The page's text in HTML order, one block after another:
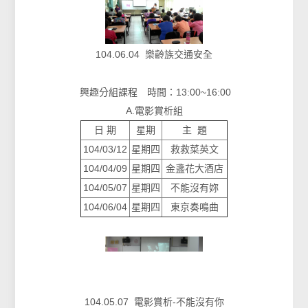
104.06.04 樂齡族交通安全
興趣分組課程 時間：13:00~16:00
A.電影賞析組
日 期
星期
主 題
104/03/12 星期四
救救菜英文
104/04/09 星期四
金盞花大酒店
104/05/07 星期四
不能沒有妳
104/06/04 星期四 東京奏鳴曲
104.05.07 電影賞析-不能沒有你